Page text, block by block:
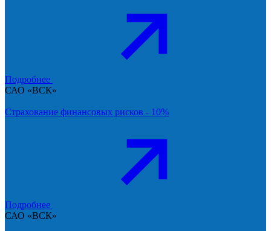
Подробнее
САО «ВСК»
Страхование финансовых рисков - 10%
Подробнее
САО «ВСК»